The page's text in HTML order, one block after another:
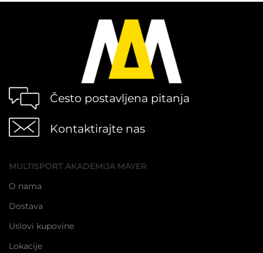
Često postavljena pitanja
Kontaktirajte nas
MULTISPORT AKADEMIJA MAYER
O nama
Dostava
Uslovi kupovine
Lokacije